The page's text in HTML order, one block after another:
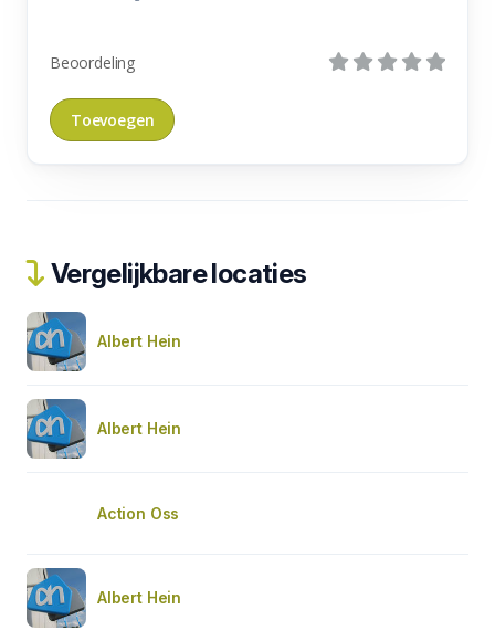
Beoordeling
Vergelijkbare locaties
Albert Hein
Albert Hein
Action Oss
Albert Hein